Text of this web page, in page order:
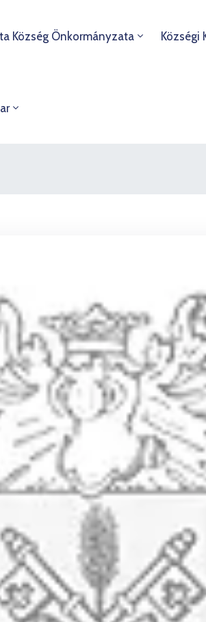
Község Önkormányzata Községi